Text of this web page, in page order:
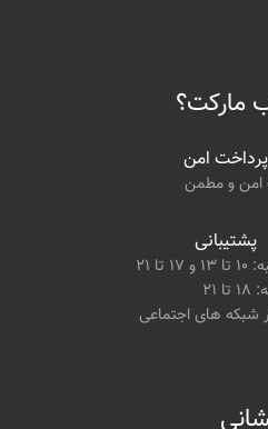
مارکت؟
پرداخت امن
امن و مطمن
پشتیبانی
۲۱
۲۱
شبکه های اجتماعی